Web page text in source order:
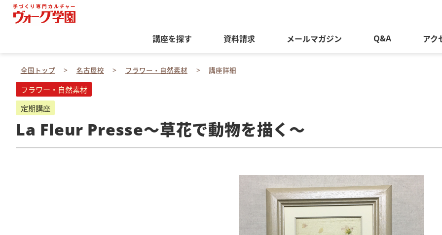
講座を探す 資料請求 メールマガジン Q&A アク
全国トップ 名古屋校 フラワー・自然素材 講座詳細
フラワー・自然素材
定期講座
La Fleur Presse～草花で動物を描く～